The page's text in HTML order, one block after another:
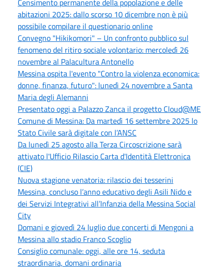
abitazioni 2025: dallo scorso 10 dicembre non è più
possibile compilare il questionario online
Convegno "Hikikomori" – Un confronto pubblico sul
fenomeno del ritiro sociale volontario: mercoledì 26
novembre al Palacultura Antonello
Messina ospita l'evento "Contro la violenza economica:
donne, finanza, futuro": lunedì 24 novembre a Santa
Maria degli Alemanni
Presentato oggi a Palazzo Zanca il progetto Cloud@ME
Comune di Messina: Da martedì 16 settembre 2025 lo
Stato Civile sarà digitale con l’ANSC
Da lunedì 25 agosto alla Terza Circoscrizione sarà
attivato l'Ufficio Rilascio Carta d'Identità Elettronica
(CIE)
Nuova stagione venatoria: rilascio dei tesserini
Messina, concluso l’anno educativo degli Asili Nido e
dei Servizi Integrativi all’Infanzia della Messina Social
City
Domani e giovedì 24 luglio due concerti di Mengoni a
Messina allo stadio Franco Scoglio
Consiglio comunale: oggi, alle ore 14, seduta
straordinaria, domani ordinaria